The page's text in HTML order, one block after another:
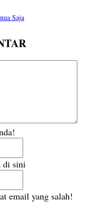
Saja
di sini
email yang salah!